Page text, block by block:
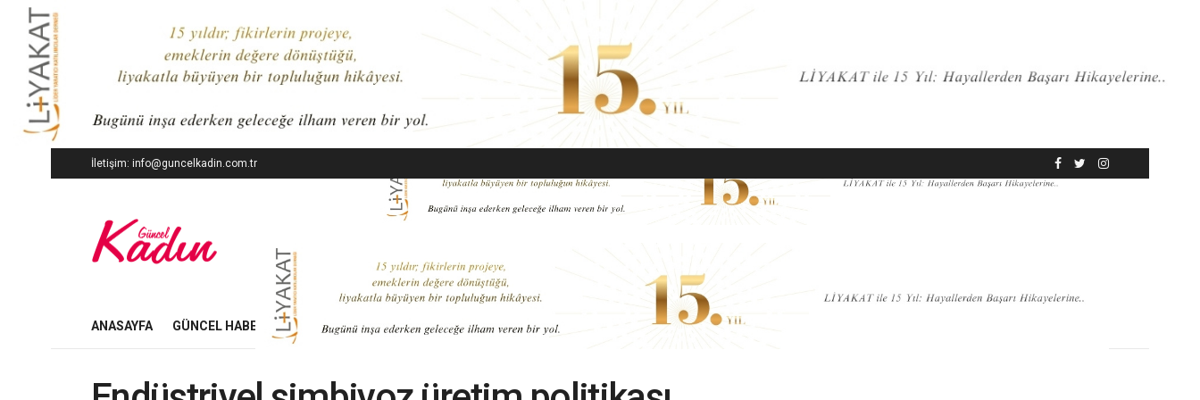
İletişim: info@guncelkadin.com.tr
ANASAYFA GÜNCEL HABERLER İŞ DÜNYASI EKONOMI MODA GÜZELLIK YAŞAM SANAT